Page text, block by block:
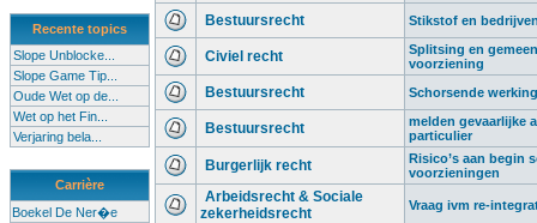
Recente topics
Slope Unblocke...
Slope Game Tip...
Oude Wet op de...
Wet op het Fin...
Verjaring bela...
Carrière
Boekel De Ner�e
Bestuursrecht Stikstof en
Civiel recht
Splitsing en
voorziening
Bestuursrecht Schorsende
Bestuursrecht
melden gevaarlijke
particulier
Burgerlijk recht
Risico’s aan begin
voorzieningen
Arbeidsrecht & Sociale
zekerheidsrecht
Vraag ivm re-